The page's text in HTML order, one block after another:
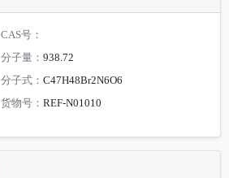
CAS号：
分子量：938.72
分子式：C47H48Br2N6O6
货物号：REF-N01010